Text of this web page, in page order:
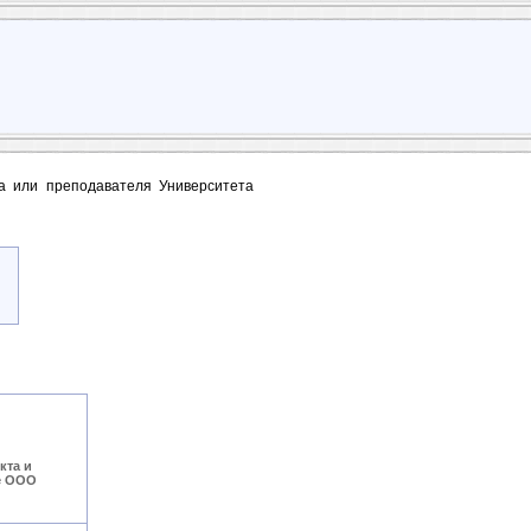
или преподавателя Университета
и
ООО